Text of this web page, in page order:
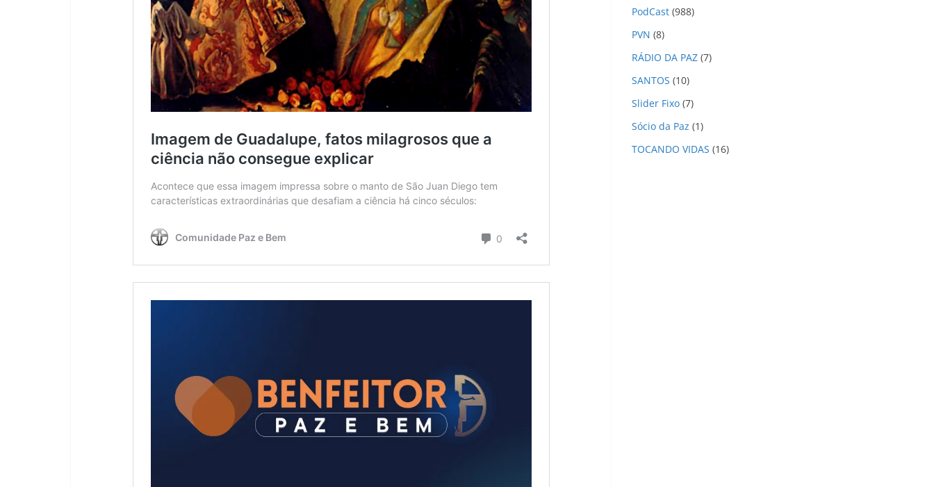
PodCast (988)
PVN (8)
RÁDIO DA PAZ (7)
SANTOS (10)
Slider Fixo (7)
Sócio da Paz (1)
TOCANDO VIDAS (16)